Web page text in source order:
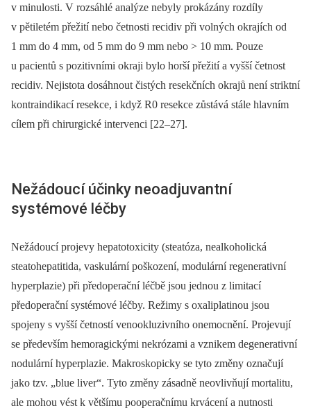
v minulosti. V rozsáhlé analýze nebyly prokázány rozdíly
v pětiletém přežití nebo četnosti recidiv při volných okrajích od
1 mm do 4 mm, od 5 mm do 9 mm nebo > 10 mm. Pouze
u pacientů s pozitivními okraji bylo horší přežití a vyšší četnost
recidiv. Nejistota dosáhnout čistých resekčních okrajů není striktní
kontraindikací resekce, i když R0 resekce zůstává stále hlavním
cílem při chirurgické intervenci [22–27].
Nežádoucí účinky neoadjuvantní
systémové léčby
Nežádoucí projevy hepatotoxicity (steatóza, nealkoholická
steatohepatitida, vaskulární poškození, modulární regenerativní
hyperplazie) při předoperační léčbě jsou jednou z limitací
předoperační systémové léčby. Režimy s oxaliplatinou jsou
spojeny s vyšší četností venookluzivního onemocnění. Projevují
se především hemoragickými nekrózami a vznikem degenerativní
nodulární hyperplazie. Makroskopicky se tyto změny označují
jako tzv. „blue liver“. Tyto změny zásadně neovlivňují mortalitu,
ale mohou vést k většímu pooperačnímu krvácení a nutnosti